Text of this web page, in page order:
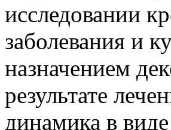
исследовании
заболевания и
назначением
результате
динамика в